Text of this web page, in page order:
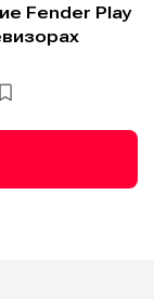
Fender Play